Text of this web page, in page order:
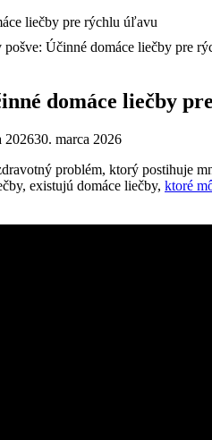
Účinné domáce liečby pre
domáce liečby
202630. marca 2026
problém, ktorý postihuje
existujú domáce liečby, ktoré